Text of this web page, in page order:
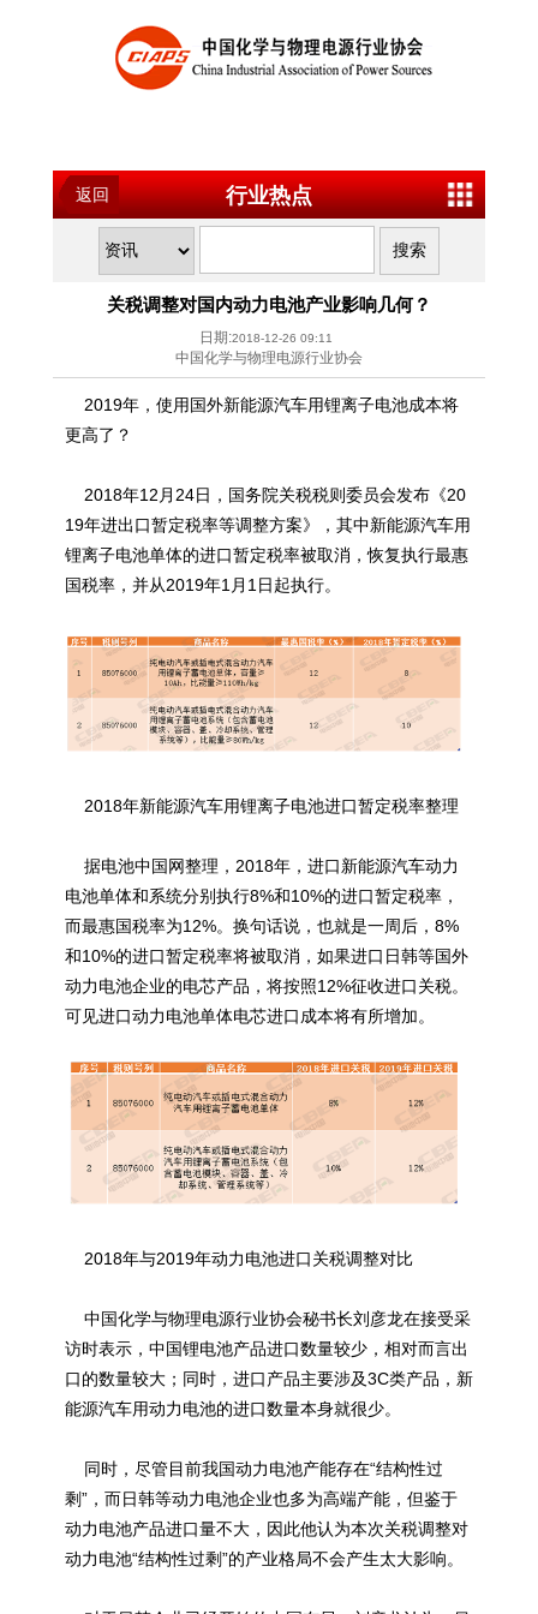
返回 行业热点
关税调整对国内动力电池产业影响几何？
日期:2018-12-26 09:11
中国化学与物理电源行业协会
2019年，使用国外新能源汽车用锂离子电池成本将
更高了？
2018年12月24日，国务院关税税则委员会发布《20
19年进出口暂定税率等调整方案》，其中新能源汽车用
锂离子电池单体的进口暂定税率被取消，恢复执行最惠
国税率，并从2019年1月1日起执行。
2018年新能源汽车用锂离子电池进口暂定税率整理
据电池中国网整理，2018年，进口新能源汽车动力
电池单体和系统分别执行8%和10%的进口暂定税率，
而最惠国税率为12%。换句话说，也就是一周后，8%
和10%的进口暂定税率将被取消，如果进口日韩等国外
动力电池企业的电芯产品，将按照12%征收进口关税。
可见进口动力电池单体电芯进口成本将有所增加。
2018年与2019年动力电池进口关税调整对比
中国化学与物理电源行业协会秘书长刘彦龙在接受采
访时表示，中国锂电池产品进口数量较少，相对而言出
口的数量较大；同时，进口产品主要涉及3C类产品，新
能源汽车用动力电池的进口数量本身就很少。
同时，尽管目前我国动力电池产能存在“结构性过
剩”，而日韩等动力电池企业也多为高端产能，但鉴于
动力电池产品进口量不大，因此他认为本次关税调整对
动力电池“结构性过剩”的产业格局不会产生太大影响。